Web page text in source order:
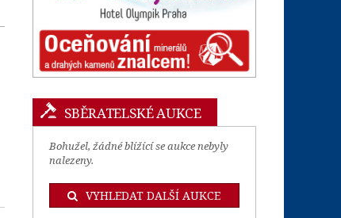
SBĚRATELSKÉ AUKCE
Bohužel, žádné blížící se aukce nebyly
nalezeny.
VYHLEDAT DALŠÍ AUKCE